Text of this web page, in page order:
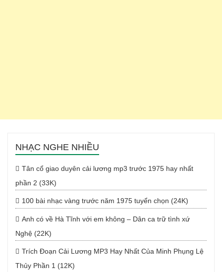
NHẠC NGHE NHIỀU
Tân cổ giao duyên cải lương mp3 trước 1975 hay nhất
phần 2 (33K)
100 bài nhạc vàng trước năm 1975 tuyển chọn (24K)
Anh có về Hà Tĩnh với em không – Dân ca trữ tình xứ
Nghệ (22K)
Trích Đoạn Cải Lương MP3 Hay Nhất Của Minh Phụng Lệ
Thủy Phần 1 (12K)